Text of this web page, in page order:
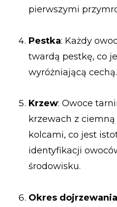
pierwszymi
Pestka: Każdy
twardą pestkę, co
wyróżniającą cechą.
Krzew: Owoce
krzewach z
kolcami, co jest
identyfikacji
środowisku.
Okres dojrzewania